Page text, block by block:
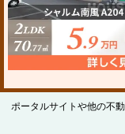
ポータルサイトや他の不